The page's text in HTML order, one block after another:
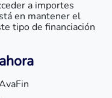
a importes
en mantener el
tipo de financiación